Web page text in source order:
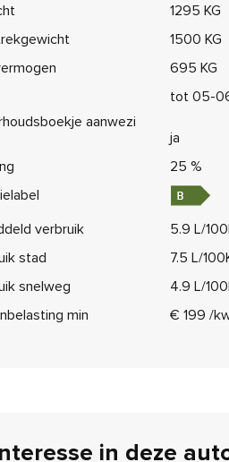
1295 KG
1500 KG
695 KG
tot 05-
aanwezi
ja
25 %
verbruik
5.9 L/
stad
7.5 L/
snelweg
4.9 L/
min
€ 199 /
in deze